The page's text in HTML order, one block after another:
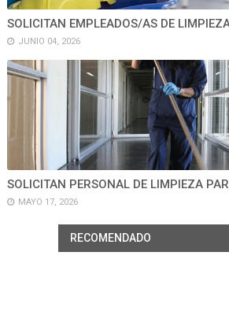
SOLICITAN EMPLEADOS/AS DE
JUNIO 04, 2026
SOLICITAN PERSONAL DE LIMPIEZA
MAYO 17, 2026
RECOMENDADO